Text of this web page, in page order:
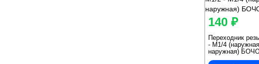
140 ₽
Переходник
- M1/4
наружная)